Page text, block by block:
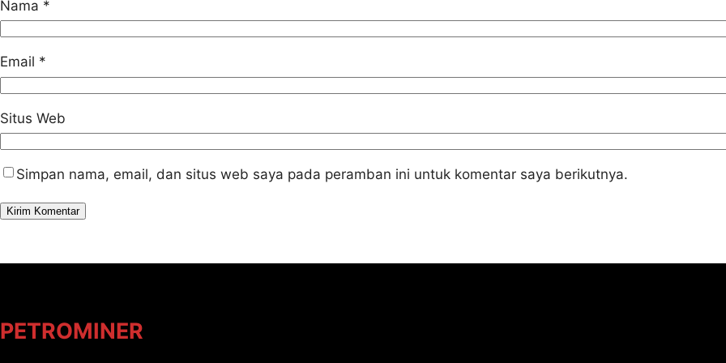
Nama *
Email *
Situs Web
Simpan nama, email, dan situs web saya pada peramban ini untuk komentar saya berikutnya.
PETROMINER